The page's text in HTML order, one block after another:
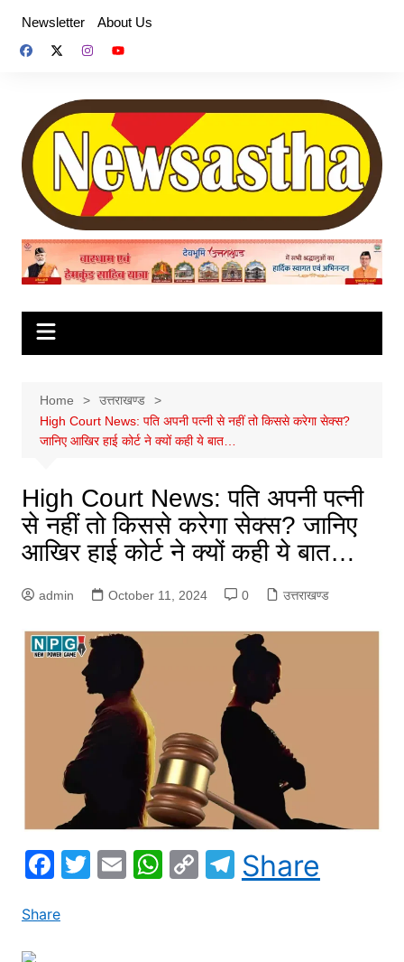
content
Newsletter About Us
Home
उत्तराखण्ड
High Court News: पति अपनी पत्नी से नहीं तो किससे करेगा सेक्स?
जानिए आखिर हाई कोर्ट ने क्यों कही ये बात…
High Court News: पति अपनी पत्नी
से नहीं तो किससे करेगा सेक्स? जानिए
आखिर हाई कोर्ट ने क्यों कही ये बात…
admin October 11, 2024 0 उत्तराखण्ड
F
c
T E W C T
el
Share
Share